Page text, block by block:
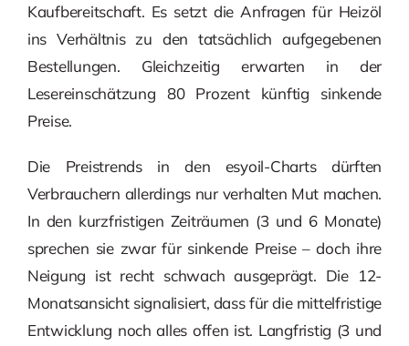
Kaufbereitschaft. Es setzt die Anfragen für Heizöl
ins Verhältnis zu den tatsächlich aufgegebenen
Bestellungen. Gleichzeitig erwarten in der
Lesereinschätzung 80 Prozent künftig sinkende
Preise.
Die Preistrends in den esyoil-Charts dürften
Verbrauchern allerdings nur verhalten Mut machen.
In den kurzfristigen Zeiträumen (3 und 6 Monate)
sprechen sie zwar für sinkende Preise – doch ihre
Neigung ist recht schwach ausgeprägt. Die 12-
Monatsansicht signalisiert, dass für die mittelfristige
Entwicklung noch alles offen ist. Langfristig (3 und